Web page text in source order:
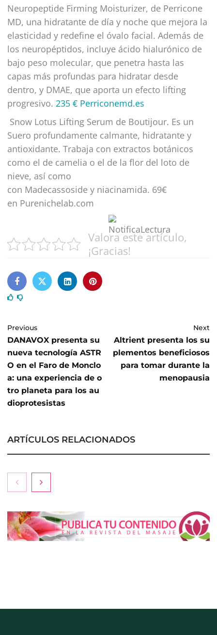
Neuropeptide Firming Moisturizer, de Perricone
MD, una hidratante de día y noche que mejora la
elasticidad y redefine el óvalo facial. Además de
los neuropéptidos, incluye ácido hialurónico de
bajo peso molecular, que penetra hasta las
capas más profundas para hidratar desde
dentro, y DMAE, que aporta un efecto lifting
progresivo. 235 € Perriconemd.es
Snow Lotus Lifting Serum de Boutijour. Es un
Suero profundamente calmante, hidratante y
antioxidante. Trabaja con extractos botánicos
como el de camelia o el de la flor del loto de
nieve, así como
con Madecassoside y niacinamida. 69€
en Purenichelab.com
Valora este artículo,
¡Gracias!
Previous
DANAVOX presenta su
nueva tecnología ASTR
O en el Faro de Monclo
a: una experiencia de o
tro planeta para los au
dioprotesistas
Next
Altrient presenta los su
plementos beneficiosos
para tomar durante la
menopausia
ARTÍCULOS RELACIONADOS